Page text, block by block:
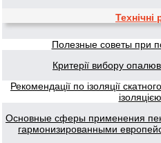
Технічні
Полезные советы при
Критерії вибору
Рекомендації по ізоляції
Основные сферы применения
гармонизированными